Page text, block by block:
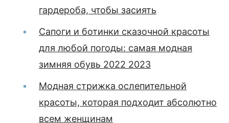
гардероба, чтобы засиять
Сапоги и ботинки сказочной красоты
для любой погоды: самая модная
зимняя обувь 2022 2023
Модная стрижка ослепительной
красоты, которая подходит абсолютно
всем женщинам